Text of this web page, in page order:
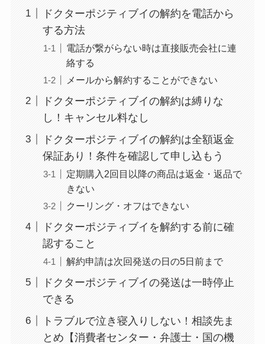
約期間が過ぎた場合
とめ！最短手続きや
ベストタイミングを
詳しく解説！
ユンス美容液の解約
まとめ！電話が繋が
らない時の裏ワザ
なにわサプリ
Sivorune(シボルネ)
電話以外に手続きす
る方法ある？
め！電話が繋がらな
い時の裏ワザ
ドクターポジティブイの解約を電話から
する方法
電話が繋がらない時は直接販売会社に連
絡する
メールから解約することができない
ドクターポジティブイの解約は縛りな
し！キャンセル料なし
ドクターポジティブイの解約は全額返金
保証あり！条件を確認して申し込もう
定期購入2回目以降の商品は返金・返品で
きない
クーリング・オフはできない
ドクターポジティブイを解約する前に確
認すること
解約申請は次回発送の日の5日前まで
ドクターポジティブイの発送は一時停止
できる
トラブルで泣き寝入りしない！相談先ま
とめ【消費者センター・弁護士・国の機